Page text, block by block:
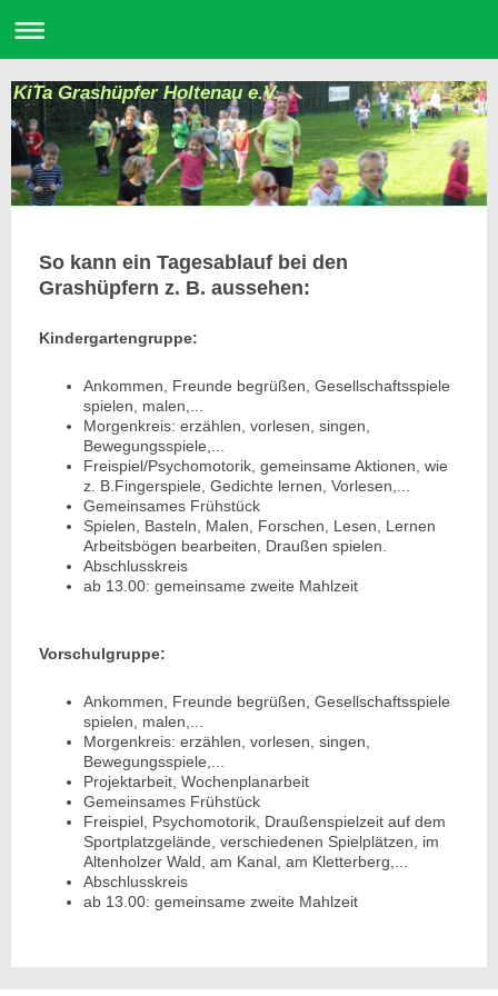
KiTa Grashüpfer Holtenau e.V.
So kann ein Tagesablauf bei den
Grashüpfern z. B. aussehen:
Kindergartengruppe:
Ankommen, Freunde begrüßen, Gesellschaftsspiele
spielen, malen,...
Morgenkreis: erzählen, vorlesen, singen,
Bewegungsspiele,...
Freispiel/Psychomotorik, gemeinsame Aktionen, wie
z. B.Fingerspiele, Gedichte lernen, Vorlesen,...
Gemeinsames Frühstück
Spielen, Basteln, Malen, Forschen, Lesen, Lernen
Arbeitsbögen bearbeiten, Draußen spielen.
Abschlusskreis
ab 13.00: gemeinsame zweite Mahlzeit
Vorschulgruppe:
Ankommen, Freunde begrüßen, Gesellschaftsspiele
spielen, malen,...
Morgenkreis: erzählen, vorlesen, singen,
Bewegungsspiele,...
Projektarbeit, Wochenplanarbeit
Gemeinsames Frühstück
Freispiel, Psychomotorik, Draußenspielzeit auf dem
Sportplatzgelände, verschiedenen Spielplätzen, im
Altenholzer Wald, am Kanal, am Kletterberg,...
Abschlusskreis
ab 13.00: gemeinsame zweite Mahlzeit